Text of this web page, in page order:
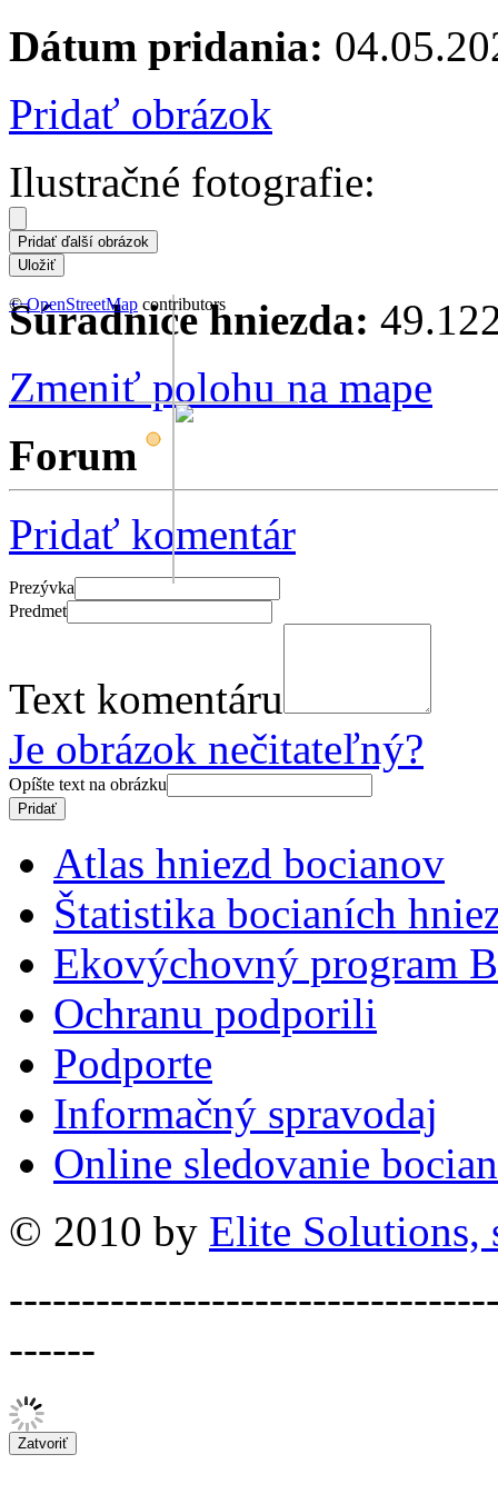
Dátum pridania:
Pridať obrázok
Ilustračné fotografie:
+−
©OpenStreetMap contributors
Súradnice hniezda:
Zmeniť polohu na mape
Forum
Pridať komentár
Prezývka
Predmet
Text komentáru
Je obrázok nečitateľný?
Opíšte text na obrázku
Atlas hniezd bocianov
Štatistika bocianích
Ekovýchovný program
Ochranu podporili
Podporte
Informačný spravodaj
Online sledovanie
© 2010 by Elite Solutions,
------